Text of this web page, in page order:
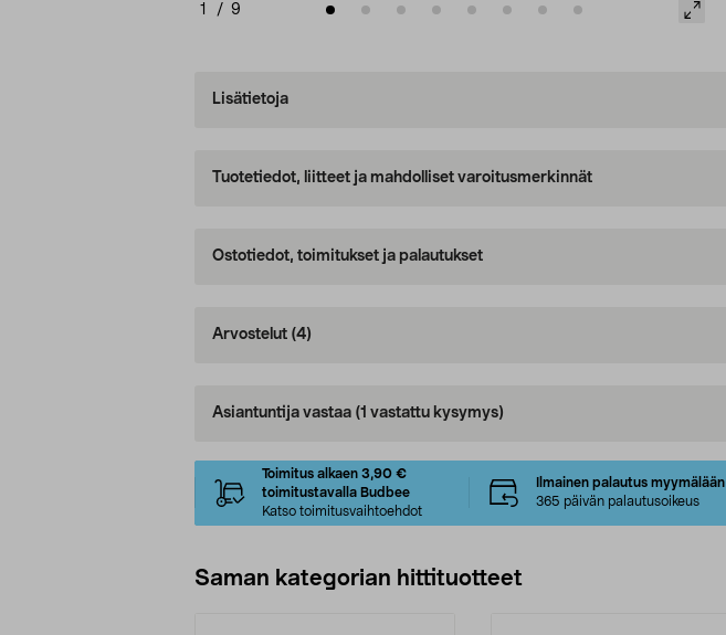
1 / 9
Lisätietoja
Tuotetiedot, liitteet ja mahdolliset varoitusmerkinnät
Ostotiedot, toimitukset ja palautukset
Arvostelut (4)
Asiantuntija vastaa (1 vastattu kysymys)
Toimitus alkaen 3,90 €
toimitustavalla Budbee
Katso toimitusvaihtoehdot
Ilmainen palautus myymälään
365 päivän palautusoikeus
Saman kategorian hittituotteet